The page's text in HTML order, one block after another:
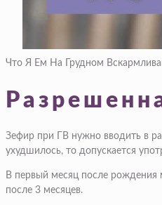
Что Я Ем На Грудном
Зефир при ГВ нужно вводить в
ухудшилось, то допускается
В первый месяц после рождения
после 3 месяцев.